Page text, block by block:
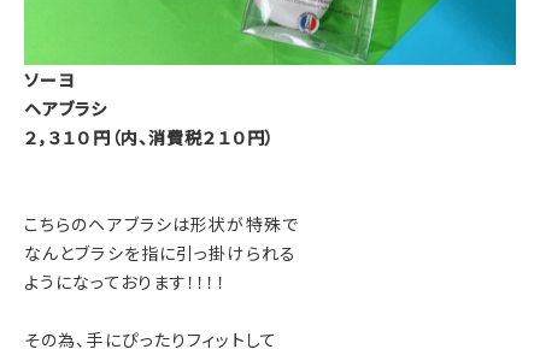
ソーヨ
ヘアブラシ
２，３１０円（内、消費税２１０円）
こちらのヘアブラシは形状が特殊で
なんとブラシを指に引っ掛けられる
ようになっております！！！！
その為、手にぴったりフィットして